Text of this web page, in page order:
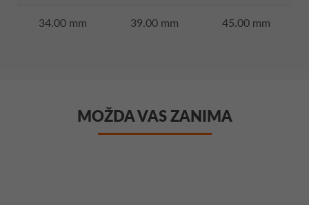
34.00 mm 39.00 mm 45.00 mm
MOŽDA VAS ZANIMA